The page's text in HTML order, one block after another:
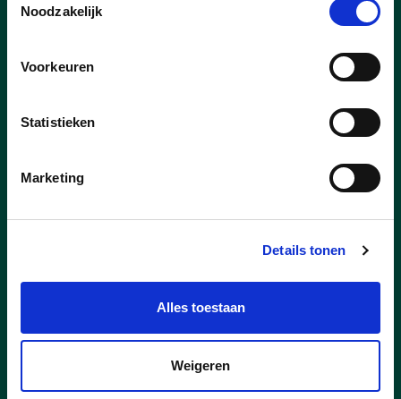
Noodzakelijk
Voorkeuren
Statistieken
Marketing
Details tonen
Alles toestaan
Weigeren
cd&v Mechelen vraagt
aanstelling waarnemend
burgemeester
03/07/26
De ontwikkelingen en onthullingen
omtrent de verkeersboetes in Mechelen
nemen elke dag toe.